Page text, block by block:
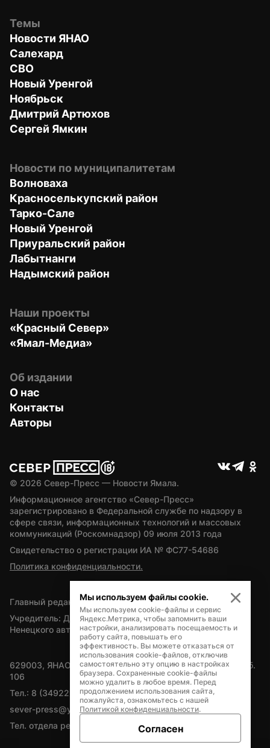
Темы
Новости ЯНАО
Салехард
СВО
Новый Уренгой
Ноябрьск
Дмитрий Артюхов
Сергей Ямкин
Новости по муниципалитетам
Волноваха
Красноселькупский район
Тарко-Сале
Новый Уренгой
Приуральский район
Лабытнанги
Надымский район
Наши проекты
«Красный Север»
«Ямал-Медиа»
Об издании
О нас
Контакты
Авторы
© 2026 Север-Пресс — Новости Ямала.
Информационное агентство «Север-Пресс»
зарегистрировано в Федеральной службе по надзору в
сфере связи, информационных технологий и массовых
коммуникаций (Роскомнадзор) 09 июля 2013 года
Свидетельство о регистрации ИА № ФС77-54686
Политика конфиденциальности.
Главный редактор — А.Л. Поздеев
Учредитель: Департамент внутренней политики Ямало-
Ненецкого автономного округа
629003, ЯНАО, Салехард, мкр. Богдана Кнунянца, д.1, каб.
106
Тел.: 8 (34922) 71262
sever-press@yamal-media.ru
Тел. отдела рекламы: 8 (34922) 42728
Мы используем файлы cookie.
Мы используем cookie-файлы и сервис
Яндекс.Метрика, чтобы запомнить ваши
настройки, анализировать посещаемость и
работу сайта, повышать его
эффективность. Вы можете отказаться от
использования cookie-файлов, отключив
самостоятельно эту опцию в настройках
браузера. Сохраненные cookie-файлы
можно удалить в любое время. Перед
продолжением использования сайта,
пожалуйста, ознакомьтесь с нашей
Политикой конфиденциальности.
Согласен